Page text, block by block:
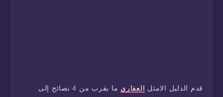
قدم الدليل الامثل العقاري
ما يقرب من 4 نصائح إلى